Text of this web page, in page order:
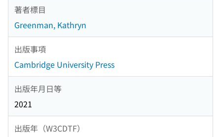
著者標目
Greenman, Kathryn
出版事項
Cambridge University Press
出版年月日等
2021
出版年（W3CDTF）